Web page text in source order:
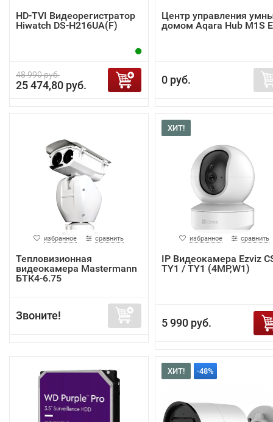
HD-TVI Видеорегистратор
Hiwatch DS-H216UA(F)
48 990 руб.
25 474,80 руб.
Центр управления
домом Aqara Hub M1S
0 руб.
избранное сравнить
Тепловизионная
видеокамера Mastermann
БТК4-6.75
Звоните!
ХИТ!
избранное сравнить
IP Видеокамера Ezviz
TY1 / TY1 (4MP,W1)
5 990 руб.
ХИТ! -48%